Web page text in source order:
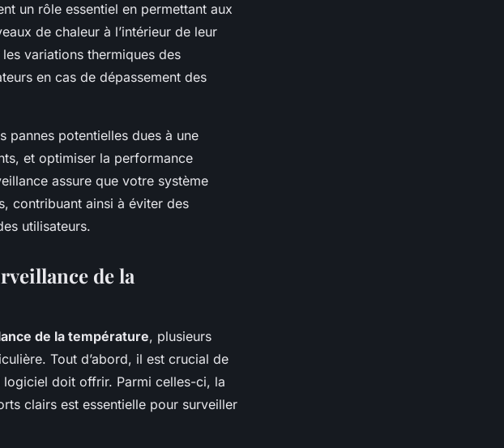
un rôle essentiel en permettant aux
de chaleur à l’intérieur de leur
variations thermiques des
en cas de dépassement des
pannes potentielles dues à une
et optimiser la performance
assure que votre système
contribuant ainsi à éviter des
utilisateurs.
de la
de la température, plusieurs
Tout d’abord, il est crucial de
logiciel doit offrir. Parmi celles-ci, la
clairs est essentielle pour surveiller